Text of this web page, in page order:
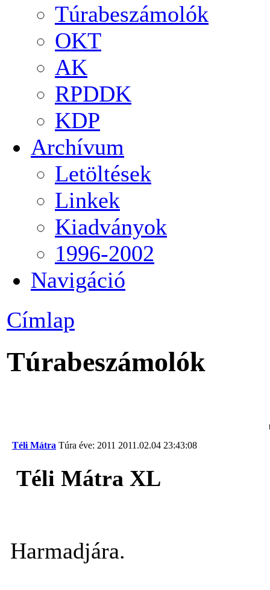
Túrabeszámolók
OKT
AK
RPDDK
KDP
Archívum
Letöltések
Linkek
Kiadványok
1996-2002
Navigáció
Címlap
Túrabeszámolók
Téli Mátra Túra éve: 2011 2011.02.04 23:43:08
Téli Mátra XL
Harmadjára.